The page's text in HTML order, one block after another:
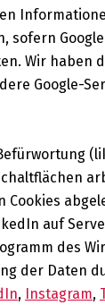
Wir haben
Google-
auf
des
der Daten
, Instagram,